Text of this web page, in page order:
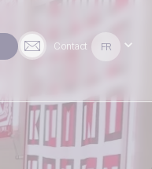
Contact FR